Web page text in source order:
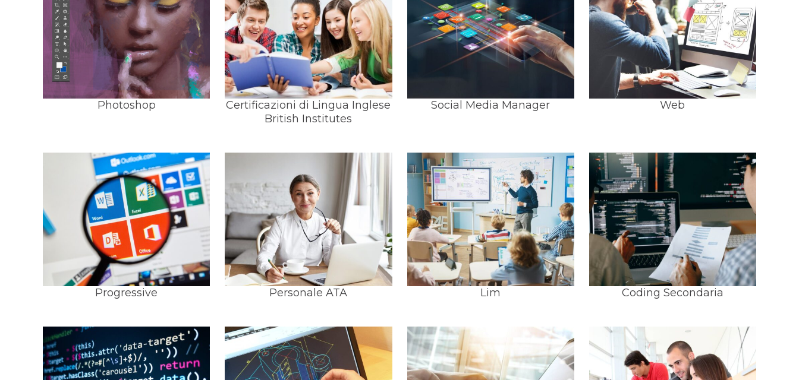
Photoshop
Certificazioni di Lingua Inglese
British Institutes
Social Media Manager Web
Progressive Personale ATA Lim Coding Secondaria